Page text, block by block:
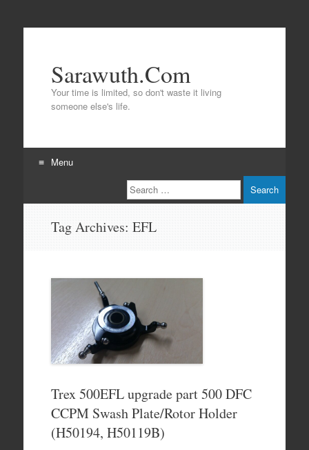
Sarawuth.Com
Your time is limited, so don't waste it living
someone else's life.
Menu
to
Search
Tag Archives: EFL
Trex 500EFL upgrade part 500 DFC
CCPM Swash Plate/Rotor Holder
(H50194, H50119B)